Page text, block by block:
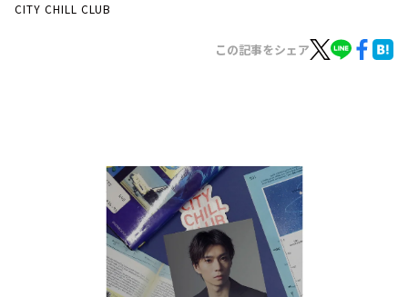
YouTube
会社情報
CITY CHILL CLUB
この記事をシェア